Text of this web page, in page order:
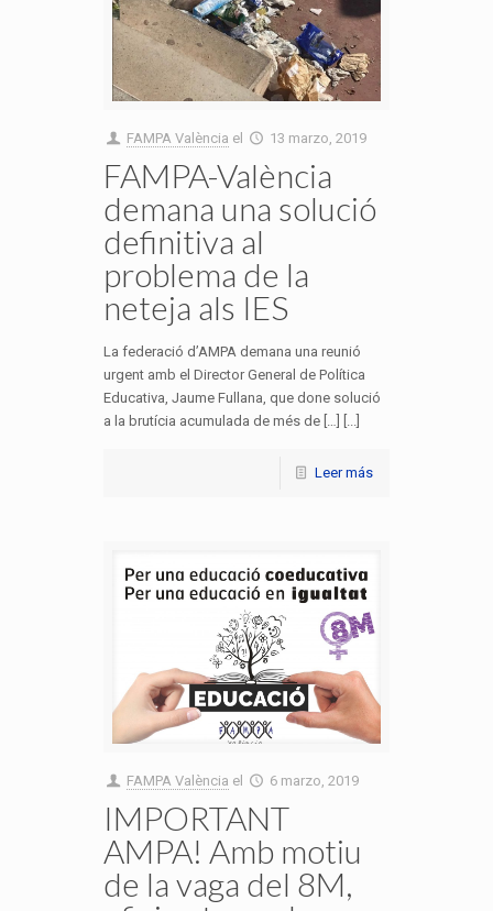
FAMPA València el 13 marzo, 2019
FAMPA-València
demana una solució
definitiva al
problema de la
neteja als IES
La federació d’AMPA demana una reunió
urgent amb el Director General de Política
Educativa, Jaume Fullana, que done solució
a la brutícia acumulada de més de […] [...]
Leer más
FAMPA València el 6 marzo, 2019
IMPORTANT
AMPA! Amb motiu
de la vaga del 8M,